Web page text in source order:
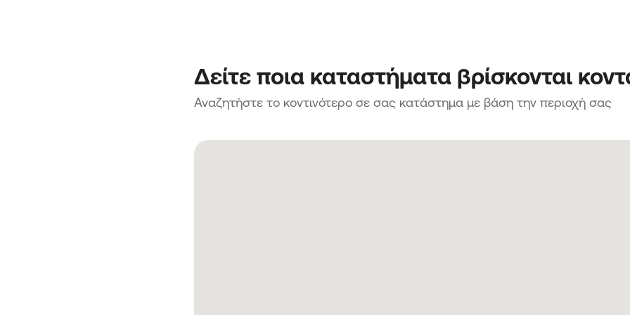
Δείτε ποια καταστήματα βρίσκονται
Αναζητήστε το κοντινότερο σε σας κατάστημα με βάση την περιοχή σας